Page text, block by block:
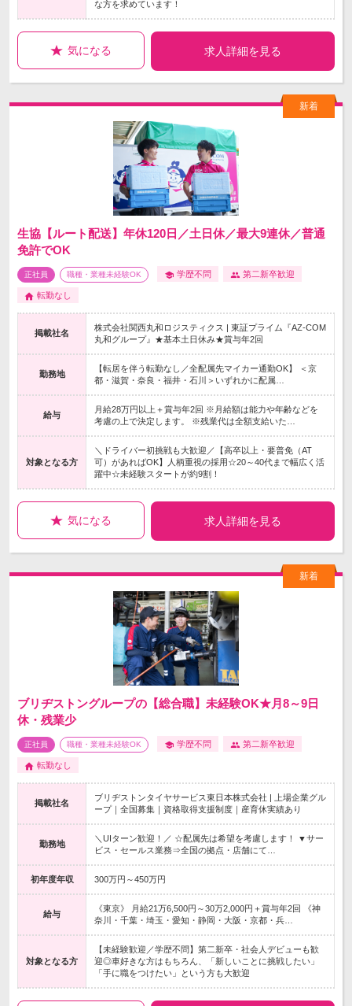
な方を求めています！
気になる 求人詳細を見る
生協【ルート配送】年休120日／土日休／最大9連休／普通
免許でOK
正社員 職種・業種未経験OK 学歴不問 第二新卒歓迎
転勤なし
掲載社名
株式会社関西丸和ロジスティクス | 東証プライム『AZ-COM
丸和グループ』★基本土日休み★賞与年2回
勤務地
【転居を伴う転勤なし／全配属先マイカー通勤OK】 ＜京
都・滋賀・奈良・福井・石川＞いずれかに配属…
給与
月給28万円以上＋賞与年2回 ※月給額は能力や年齢などを
考慮の上で決定します。 ※残業代は全額支給いた…
対象となる方
＼ドライバー初挑戦も大歓迎／【高卒以上・要普免（AT
可）があればOK】人柄重視の採用☆20～40代まで幅広く活
躍中☆未経験スタートが約9割！
気になる 求人詳細を見る
ブリヂストングループの【総合職】未経験OK★月8～9日
休・残業少
正社員 職種・業種未経験OK 学歴不問 第二新卒歓迎
転勤なし
掲載社名
ブリヂストンタイヤサービス東日本株式会社 | 上場企業グル
ープ｜全国募集｜資格取得支援制度｜産育休実績あり
勤務地
＼UIターン歓迎！／ ☆配属先は希望を考慮します！ ▼サー
ビス・セールス業務⇒全国の拠点・店舗にて…
初年度年収 300万円～450万円
給与
《東京》 月給21万6,500円～30万2,000円＋賞与年2回 《神
奈川・千葉・埼玉・愛知・静岡・大阪・京都・兵…
対象となる方
【未経験歓迎／学歴不問】第二新卒・社会人デビューも歓
迎◎車好きな方はもちろん、「新しいことに挑戦したい」
「手に職をつけたい」という方も大歓迎